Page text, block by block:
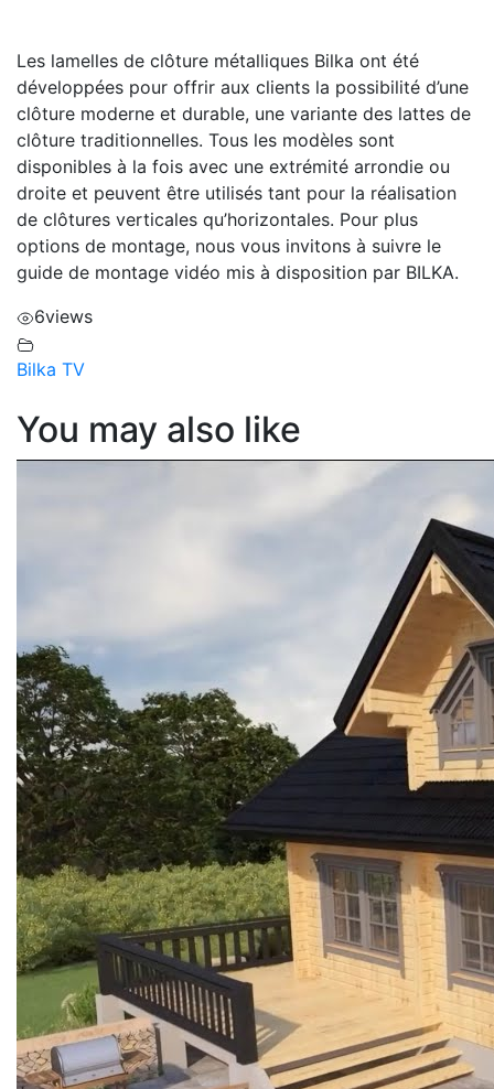
Les lamelles de clôture métalliques Bilka ont été
développées pour offrir aux clients la possibilité d’une
clôture moderne et durable, une variante des lattes de
clôture traditionnelles. Tous les modèles sont
disponibles à la fois avec une extrémité arrondie ou
droite et peuvent être utilisés tant pour la réalisation
de clôtures verticales qu’horizontales. Pour plus
options de montage, nous vous invitons à suivre le
guide de montage vidéo mis à disposition par BILKA.
6views
Bilka TV
You may also like